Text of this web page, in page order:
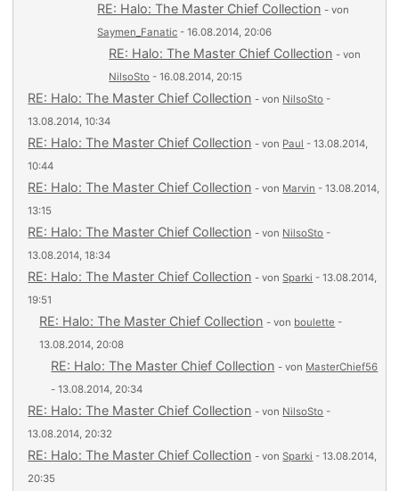
RE: Halo: The Master Chief Collection - von
Saymen_Fanatic - 16.08.2014, 20:06
RE: Halo: The Master Chief Collection - von
NilsoSto - 16.08.2014, 20:15
RE: Halo: The Master Chief Collection - von NilsoSto -
13.08.2014, 10:34
RE: Halo: The Master Chief Collection - von Paul - 13.08.2014,
10:44
RE: Halo: The Master Chief Collection - von Marvin - 13.08.2014,
13:15
RE: Halo: The Master Chief Collection - von NilsoSto -
13.08.2014, 18:34
RE: Halo: The Master Chief Collection - vonSparki - 13.08.2014,
19:51
RE: Halo: The Master Chief Collection - von boulette -
13.08.2014, 20:08
RE: Halo: The Master Chief Collection - von MasterChief56
- 13.08.2014, 20:34
RE: Halo: The Master Chief Collection - von NilsoSto -
13.08.2014, 20:32
RE: Halo: The Master Chief Collection - vonSparki - 13.08.2014,
20:35